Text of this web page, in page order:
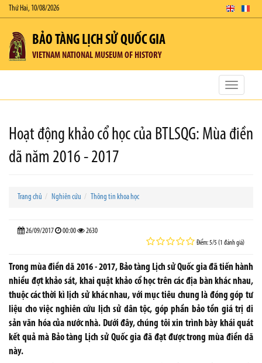
Thứ Hai, 10/08/2026
BẢO TÀNG LỊCH SỬ QUỐC GIA
VIETNAM NATIONAL MUSEUM OF HISTORY
Toggle
Hoạt động khảo cổ học của BTLSQG: Mùa điền
dã năm 2016 - 2017
Trang chủ Nghiên cứu Thông tin khoa học
26/09/2017 00:00 2630
Điểm: 5/5 (1 đánh giá)
Trong mùa điền dã 2016 - 2017, Bảo tàng Lịch sử Quốc gia đã tiến hành
nhiều đợt khảo sát, khai quật khảo cổ học trên các địa bàn khác nhau,
thuộc các thời kì lịch sử khác nhau, với mục tiêu chung là đóng góp tư
liệu cho việc nghiên cứu lịch sử dân tộc, góp phần bảo tồn giá trị di
sản văn hóa của nước nhà. Dưới đây, chúng tôi xin trình bày khái quát
kết quả mà Bảo tàng Lịch sử Quốc gia đã đạt được trong mùa điền dã
này.